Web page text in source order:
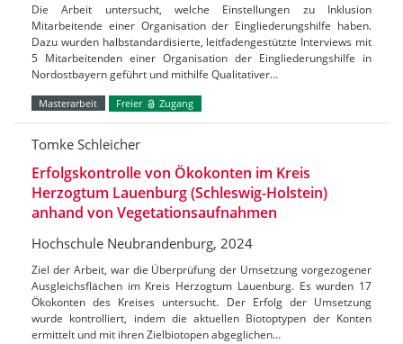
Die Arbeit untersucht, welche Einstellungen zu Inklusion
Mitarbeitende einer Organisation der Eingliederungshilfe haben.
Dazu wurden halbstandardisierte, leitfadengestützte Interviews mit
5 Mitarbeitenden einer Organisation der Eingliederungshilfe in
Nordostbayern geführt und mithilfe Qualitativer…
Masterarbeit Freier Zugang
Tomke Schleicher
Erfolgskontrolle von Ökokonten im Kreis
Herzogtum Lauenburg (Schleswig-Holstein)
anhand von Vegetationsaufnahmen
Hochschule Neubrandenburg, 2024
Ziel der Arbeit, war die Überprüfung der Umsetzung vorgezogener
Ausgleichsflächen im Kreis Herzogtum Lauenburg. Es wurden 17
Ökokonten des Kreises untersucht. Der Erfolg der Umsetzung
wurde kontrolliert, indem die aktuellen Biotoptypen der Konten
ermittelt und mit ihren Zielbiotopen abgeglichen…